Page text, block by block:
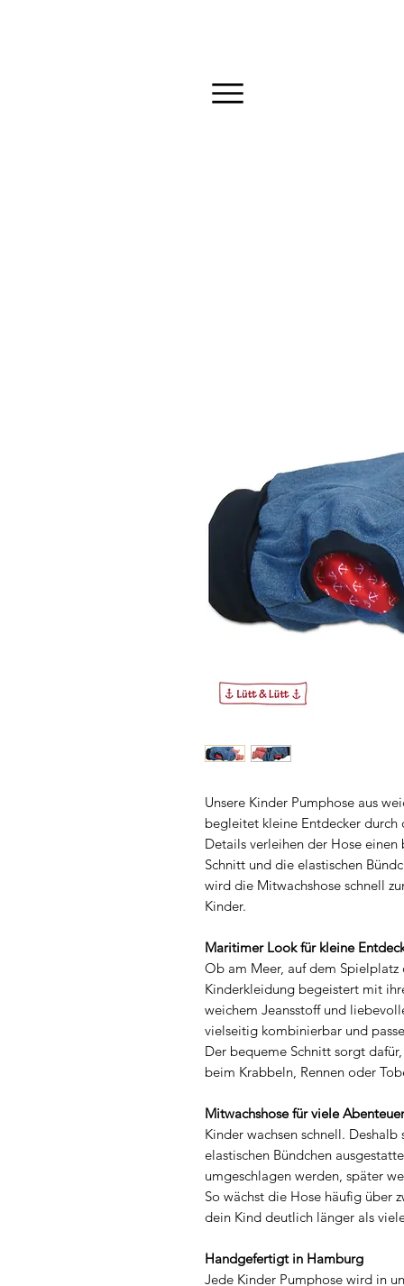
Unsere Kinder Pumphose aus
begleitet kleine Entdecker
Details verleihen der Hose
Schnitt und die elastischen
wird die Mitwachshose schnell
Kinder.
Maritimer Look für kleine
Ob am Meer, auf dem
Kinderkleidung begeistert mit
weichem Jeansstoff und
vielseitig kombinierbar und
Der bequeme Schnitt sorgt
beim Krabbeln, Rennen oder
Mitwachshose für viele Abenteuer
Kinder wachsen schnell.
elastischen Bündchen
umgeschlagen werden, später
So wächst die Hose häufig über
dein Kind deutlich länger als
Handgefertigt in Hamburg
Jede Kinder Pumphose wird in